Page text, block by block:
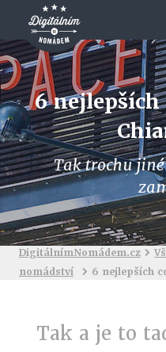
6
Tak trochu
DigitálnímNomádem.cz
nomádství
6 nejlepších
Tak a je to